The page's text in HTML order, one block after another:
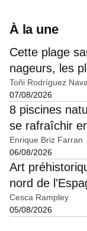
À la une
Cette plage
nageurs, les
Toñi Rodríguez
07/08/2026
8 piscines
se rafraîchir
Enrique Briz Farran
06/08/2026
Art
nord de
Cesca Rampley
05/08/2026